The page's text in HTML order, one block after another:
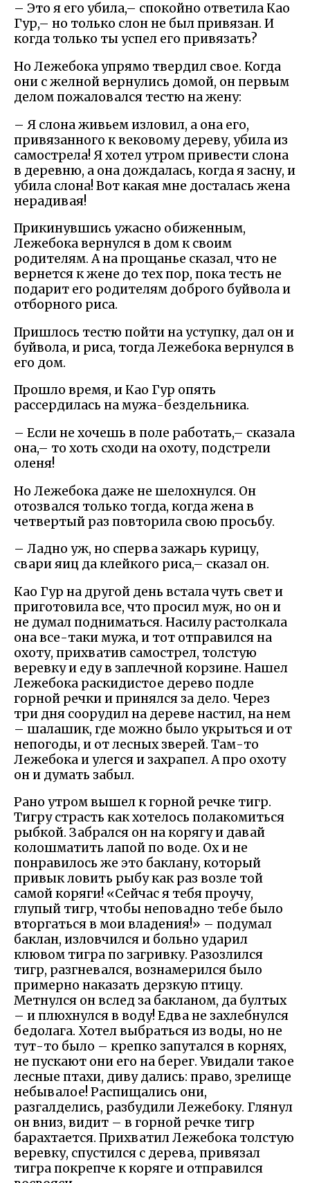
– Это я его убила,– спокойно ответила Као
Гур,– но только слон не был привязан. И
когда только ты успел его привязать?
Но Лежебока упрямо твердил свое. Когда
они с желной вернулись домой, он первым
делом пожаловался тестю на жену:
– Я слона живьем изловил, а она его,
привязанного к вековому дереву, убила из
самострела! Я хотел утром привести слона
в деревню, а она дождалась, когда я засну, и
убила слона! Вот какая мне досталась жена
нерадивая!
Прикинувшись ужасно обиженным,
Лежебока вернулся в дом к своим
родителям. А на прощанье сказал, что не
вернется к жене до тех пор, пока тесть не
подарит его родителям доброго буйвола и
отборного риса.
Пришлось тестю пойти на уступку, дал он и
буйвола, и риса, тогда Лежебока вернулся в
его дом.
Прошло время, и Као Гур опять
рассердилась на мужа-бездельника.
– Если не хочешь в поле работать,– сказала
она,– то хоть сходи на охоту, подстрели
оленя!
Но Лежебока даже не шелохнулся. Он
отозвался только тогда, когда жена в
четвертый раз повторила свою просьбу.
– Ладно уж, но сперва зажарь курицу,
свари яиц да клейкого риса,– сказал он.
Као Гур на другой день встала чуть свет и
приготовила все, что просил муж, но он и
не думал подниматься. Насилу растолкала
она все-таки мужа, и тот отправился на
охоту, прихватив самострел, толстую
веревку и еду в заплечной корзине. Нашел
Лежебока раскидистое дерево подле
горной речки и принялся за дело. Через
три дня соорудил на дереве настил, на нем
– шалашик, где можно было укрыться и от
непогоды, и от лесных зверей. Там-то
Лежебока и улегся и захрапел. А про охоту
он и думать забыл.
Рано утром вышел к горной речке тигр.
Тигру страсть как хотелось полакомиться
рыбкой. Забрался он на корягу и давай
колошматить лапой по воде. Ох и не
понравилось же это баклану, который
привык ловить рыбу как раз возле той
самой коряги! «Сейчас я тебя проучу,
глупый тигр, чтобы неповадно тебе было
вторгаться в мои владения!» – подумал
баклан, изловчился и больно ударил
клювом тигра по загривку. Разозлился
тигр, разгневался, вознамерился было
примерно наказать дерзкую птицу.
Метнулся он вслед за бакланом, да бултых
– и плюхнулся в воду! Едва не захлебнулся
бедолага. Хотел выбраться из воды, но не
тут-то было – крепко запутался в корнях,
не пускают они его на берег. Увидали такое
лесные птахи, диву дались: право, зрелище
небывалое! Распищались они,
разгалделись, разбудили Лежебоку. Глянул
он вниз, видит – в горной речке тигр
барахтается. Прихватил Лежебока толстую
веревку, спустился с дерева, привязал
тигра покрепче к коряге и отправился